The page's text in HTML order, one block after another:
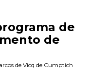
de
de
de Vicq de Cumptich